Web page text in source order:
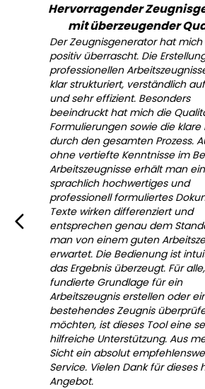
Hervorragender
mit überzeugender
Der Zeugnisgenerator hat mich
positiv überrascht. Die
professionellen
klar strukturiert, verständlich
und sehr effizient. Besonders
beeindruckt hat mich die
Formulierungen sowie die klare
durch den gesamten Prozess.
ohne vertiefte Kenntnisse im
Arbeitszeugnisse erhält man ein
sprachlich hochwertiges und
professionell formuliertes
Texte wirken differenziert und
entsprechen genau dem
man von einem guten
erwartet. Die Bedienung ist
das Ergebnis überzeugt. Für
fundierte Grundlage für ein
Arbeitszeugnis erstellen oder
bestehendes Zeugnis
möchten, ist dieses Tool eine
hilfreiche Unterstützung. Aus
Sicht ein absolut
Service. Vielen Dank für dieses
Angebot.